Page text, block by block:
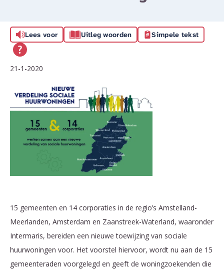
Lees voor Uitleg woorden Simpele tekst
21-1-2020
15 gemeenten en 14 corporaties in de regio’s Amstelland-
Meerlanden, Amsterdam en Zaanstreek-Waterland, waaronder
Intermaris, bereiden een nieuwe toewijzing van sociale
huurwoningen voor. Het voorstel hiervoor, wordt nu aan de 15
gemeenteraden voorgelegd en geeft de woningzoekenden die